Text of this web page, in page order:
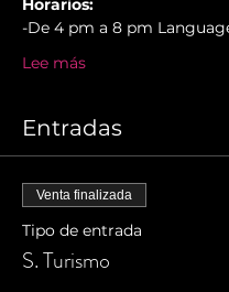
Horarios:
-De 4 pm a 8 pm
Lee más
Entradas
Venta finalizada
Tipo de entrada
S. Turismo